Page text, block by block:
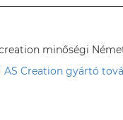
minőségi
AS Creation gyártó